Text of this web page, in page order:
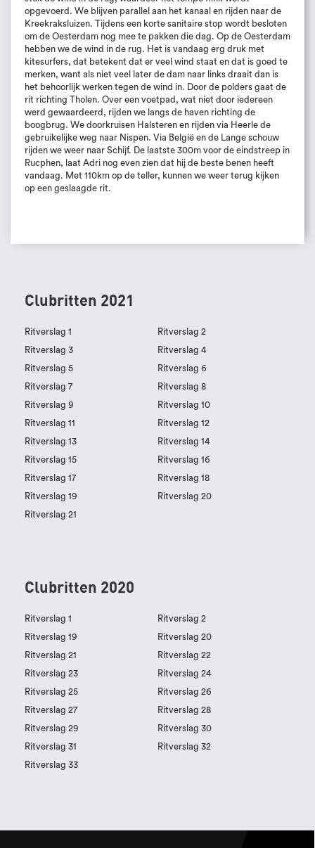
opgevoerd. We blijven parallel aan het kanaal en rijden naar de
Kreekraksluizen. Tijdens een korte sanitaire stop wordt besloten
om de Oesterdam nog mee te pakken die dag. Op de Oesterdam
hebben we de wind in de rug. Het is vandaag erg druk met
kitesurfers, dat betekent dat er veel wind staat en dat is goed te
merken, want als niet veel later de dam naar links draait dan is
het behoorlijk werken tegen de wind in. Door de polders gaat de
rit richting Tholen. Over een voetpad, wat niet door iedereen
werd gewaardeerd, rijden we langs de haven richting de
boogbrug. We doorkruisen Halsteren en rijden via Heerle de
gebruikelijke weg naar Nispen. Via België en de Lange schouw
rijden we weer naar Schijf. De laatste 300m voor de eindstreep in
Rucphen, laat Adri nog even zien dat hij de beste benen heeft
vandaag. Met 110km op de teller, kunnen we weer terug kijken
op een geslaagde rit.
Clubritten 2021
Ritverslag 1
Ritverslag 2
Ritverslag 3
Ritverslag 4
Ritverslag 5
Ritverslag 6
Ritverslag 7
Ritverslag 8
Ritverslag 9
Ritverslag 10
Ritverslag 11
Ritverslag 12
Ritverslag 13
Ritverslag 14
Ritverslag 15
Ritverslag 16
Ritverslag 17
Ritverslag 18
Ritverslag 19
Ritverslag 20
Ritverslag 21
Clubritten 2020
Ritverslag 1
Ritverslag 2
Ritverslag 19
Ritverslag 20
Ritverslag 21
Ritverslag 22
Ritverslag 23
Ritverslag 24
Ritverslag 25
Ritverslag 26
Ritverslag 27
Ritverslag 28
Ritverslag 29
Ritverslag 30
Ritverslag 31
Ritverslag 32
Ritverslag 33